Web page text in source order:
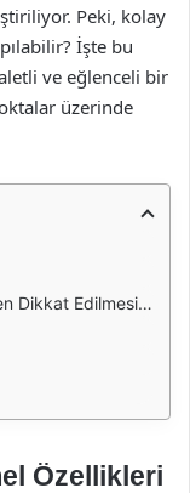
Peki, kolay
İşte bu
ve eğlenceli bir
üzerinde
Edilmesi Gerekenler
Özellikleri